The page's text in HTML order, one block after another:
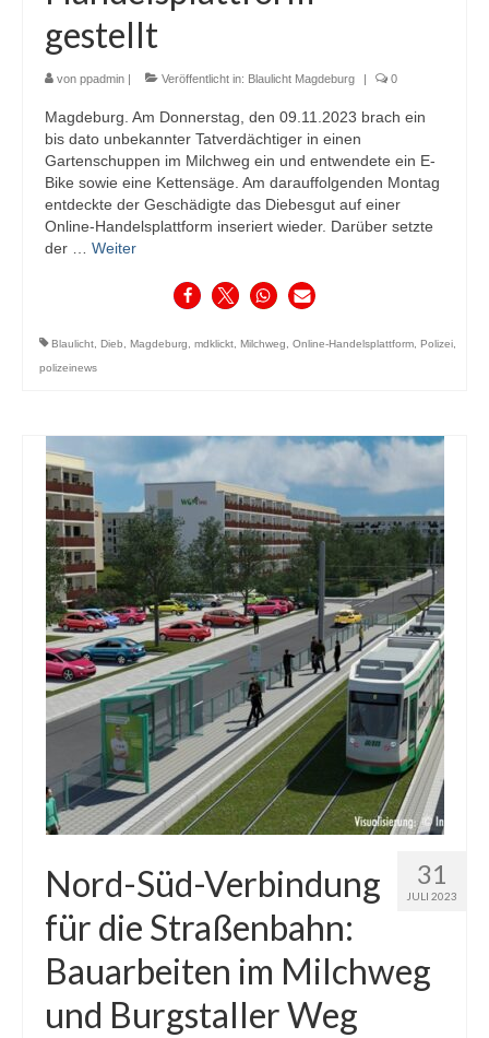
gestellt
von ppadmin Veröffentlicht in: Blaulicht Magdeburg 0
Magdeburg. Am Donnerstag, den 09.11.2023 brach ein
bis dato unbekannter Tatverdächtiger in einen
Gartenschuppen im Milchweg ein und entwendete ein E-
Bike sowie eine Kettensäge. Am darauffolgenden Montag
entdeckte der Geschädigte das Diebesgut auf einer
Online-Handelsplattform inseriert wieder. Darüber setzte
der … Weiter
Blaulicht, Dieb, Magdeburg, mdklickt, Milchweg, Online-Handelsplattform, Polizei,
polizeinews
31
JULI 2023
Nord-Süd-Verbindung
für die Straßenbahn:
Bauarbeiten im Milchweg
und Burgstaller Weg